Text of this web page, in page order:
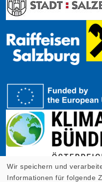
Wir speichern und
Informationen für folgende